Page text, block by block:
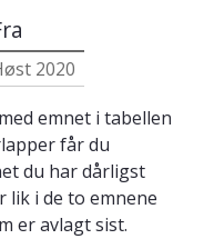
2020
emnet i tabellen
får du
du har dårligst
lik i de to emnene
er avlagt sist.